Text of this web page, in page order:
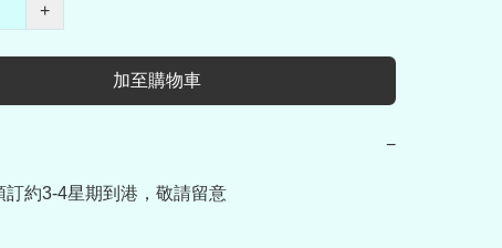
+
加至購物車
−
訂約3-4星期到港，敬請留意